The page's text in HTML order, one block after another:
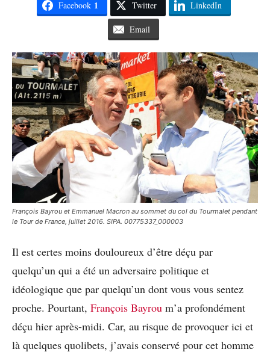
Facebook 1 Twitter LinkedIn
Email
François Bayrou et Emmanuel Macron au sommet du col du Tourmalet pendant
le Tour de France, juillet 2016. SIPA. 00775337_000003
Il est certes moins douloureux d’être déçu par
quelqu’un qui a été un adversaire politique et
idéologique que par quelqu’un dont vous vous sentez
proche. Pourtant, François Bayrou m’a profondément
déçu hier après-midi. Car, au risque de provoquer ici et
là quelques quolibets, j’avais conservé pour cet homme